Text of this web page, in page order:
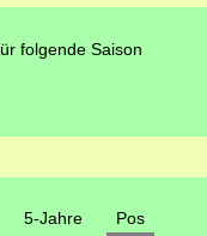
folgende Saison
5-Jahre
Pos